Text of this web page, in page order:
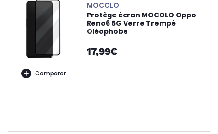
Comparer
MOCOLO
Protège écran MOCOLO Oppo
Reno6 5G Verre Trempé
Oléophobe
17,99€